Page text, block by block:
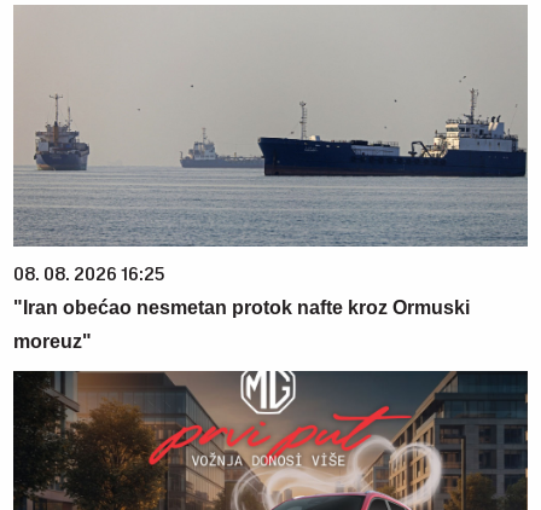
08. 08. 2026 16:25
"Iran obećao nesmetan protok nafte kroz Ormuski
moreuz"